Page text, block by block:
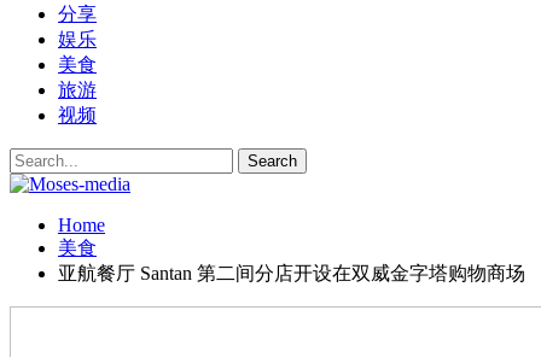
分享
娱乐
美食
旅游
视频
Home
美食
亚航餐厅 Santan 第二间分店开设在双威金字塔购物商场